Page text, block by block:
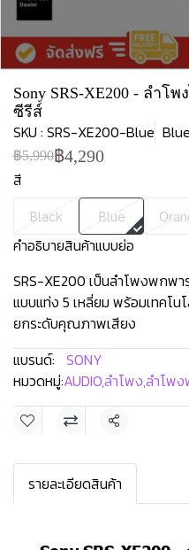
Sony SRS-XE200 - ลำโ
ซีรีส์
SKU : SRS-XE200-Blue Blue
฿5,990฿4,290
สี
Black Blue
คำอธิบายสินค้าแบบย่อ
SRS-XE200 เป็นลำโพงพกพ
แบบแท่ง 5 เหลี่ยม พร้อมเทคโ
ยกระดับคุณภาพเสียง
แบรนด์: SONY
หมวดหมู่:AUDIO,ลำโพง,ลำโพ
แชร์
รายละเอียดสินค้า